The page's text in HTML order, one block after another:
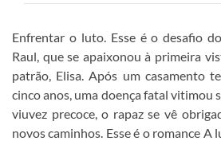
Enfrentar o luto. Esse é o desafio
Raul, que se apaixonou à primeira
patrão, Elisa. Após um casamento
cinco anos, uma doença fatal vitimou
viuvez precoce, o rapaz se vê
novos caminhos. Esse é o romance A